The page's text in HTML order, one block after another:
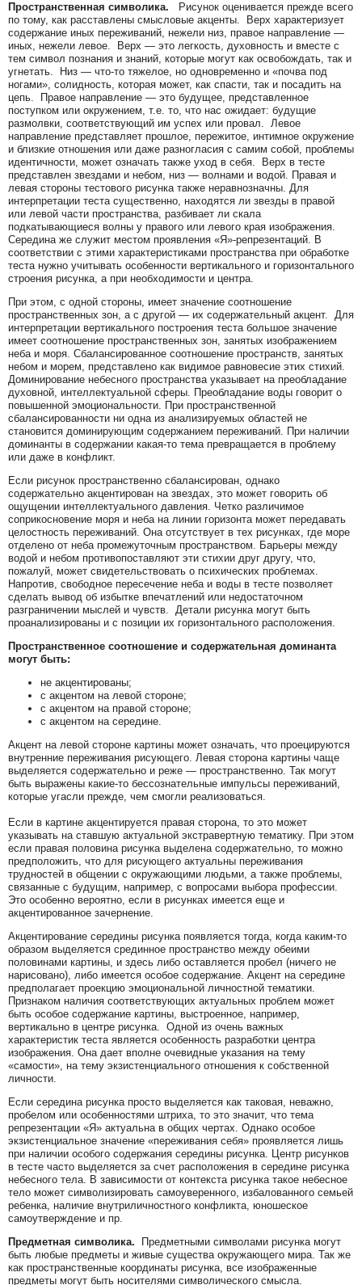
Пространственная символика. Рисунок оценивается прежде всего
по тому, как расставлены смысловые акценты. Верх характеризует
содержание иных переживаний, нежели низ, правое направление —
иных, нежели левое. Верх — это легкость, духовность и вместе с
тем символ познания и знаний, которые могут как освобождать, так и
угнетать. Низ — что-то тяжелое, но одновременно и «почва под
ногами», солидность, которая может, как спасти, так и посадить на
цепь. Правое направление — это будущее, представленное
поступком или окружением, т.е. то, что нас ожидает: будущие
размолвки, соответствующий им успех или провал. Левое
направление представляет прошлое, пережитое, интимное окружение
и близкие отношения или даже разногласия с самим собой, проблемы
идентичности, может означать также уход в себя. Верх в тесте
представлен звездами и небом, низ — волнами и водой. Правая и
левая стороны тестового рисунка также неравнозначны. Для
интерпретации теста существенно, находятся ли звезды в правой
или левой части пространства, разбивает ли скала
подкатывающиеся волны у правого или левого края изображения.
Середина же служит местом проявления «Я»-репрезентаций. В
соответствии с этими характеристиками пространства при обработке
теста нужно учитывать особенности вертикального и горизонтального
строения рисунка, а при необходимости и центра.
При этом, с одной стороны, имеет значение соотношение
пространственных зон, а с другой — их содержательный акцент. Для
интерпретации вертикального построения теста большое значение
имеет соотношение пространственных зон, занятых изображением
неба и моря. Сбалансированное соотношение пространств, занятых
небом и морем, представлено как видимое равновесие этих стихий.
Доминирование небесного пространства указывает на преобладание
духовной, интеллектуальной сферы. Преобладание воды говорит о
повышенной эмоциональности. При пространственной
сбалансированности ни одна из анализируемых областей не
становится доминирующим содержанием переживаний. При наличии
доминанты в содержании какая-то тема превращается в проблему
или даже в конфликт.
Если рисунок пространственно сбалансирован, однако
содержательно акцентирован на звездах, это может говорить об
ощущении интеллектуального давления. Четко различимое
соприкосновение моря и неба на линии горизонта может передавать
целостность переживаний. Она отсутствует в тех рисунках, где море
отделено от неба промежуточным пространством. Барьеры между
водой и небом противопоставляют эти стихии друг другу, что,
пожалуй, может свидетельствовать о психических проблемах.
Напротив, свободное пересечение неба и воды в тесте позволяет
сделать вывод об избытке впечатлений или недостаточном
разграничении мыслей и чувств. Детали рисунка могут быть
проанализированы и с позиции их горизонтального расположения.
Пространственное соотношение и содержательная доминанта
могут быть:
не акцентированы;
с акцентом на левой стороне;
с акцентом на правой стороне;
с акцентом на середине.
Акцент на левой стороне картины может означать, что проецируются
внутренние переживания рисующего. Левая сторона картины чаще
выделяется содержательно и реже — пространственно. Так могут
быть выражены какие-то бессознательные импульсы переживаний,
которые угасли прежде, чем смогли реализоваться.
Если в картине акцентируется правая сторона, то это может
указывать на ставшую актуальной экстравертную тематику. При этом
если правая половина рисунка выделена содержательно, то можно
предположить, что для рисующего актуальны переживания
трудностей в общении с окружающими людьми, а также проблемы,
связанные с будущим, например, с вопросами выбора профессии.
Это особенно вероятно, если в рисунках имеется еще и
акцентированное зачернение.
Акцентирование середины рисунка появляется тогда, когда каким-то
образом выделяется срединное пространство между обеими
половинами картины, и здесь либо оставляется пробел (ничего не
нарисовано), либо имеется особое содержание. Акцент на середине
предполагает проекцию эмоциональной личностной тематики.
Признаком наличия соответствующих актуальных проблем может
быть особое содержание картины, выстроенное, например,
вертикально в центре рисунка. Одной из очень важных
характеристик теста является особенность разработки центра
изображения. Она дает вполне очевидные указания на тему
«самости», на тему экзистенциального отношения к собственной
личности.
Если середина рисунка просто выделяется как таковая, неважно,
пробелом или особенностями штриха, то это значит, что тема
репрезентации «Я» актуальна в общих чертах. Однако особое
экзистенциальное значение «переживания себя» проявляется лишь
при наличии особого содержания середины рисунка. Центр рисунков
в тесте часто выделяется за счет расположения в середине рисунка
небесного тела. В зависимости от контекста рисунка такое небесное
тело может символизировать самоуверенного, избалованного семьей
ребенка, наличие внутриличностного конфликта, юношеское
самоутверждение и пр.
Предметная символика. Предметными символами рисунка могут
быть любые предметы и живые существа окружающего мира. Так же
как пространственные координаты рисунка, все изображенные
предметы могут быть носителями символического смысла.